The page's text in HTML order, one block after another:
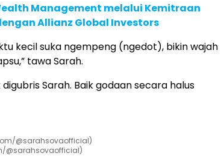
Management melalui Kemitraan
Allianz Global Investors
kecil suka ngempeng (ngedot), bikin wajah
tawa Sarah.
Sarah. Baik godaan secara halus
@sarahsovaofficial)